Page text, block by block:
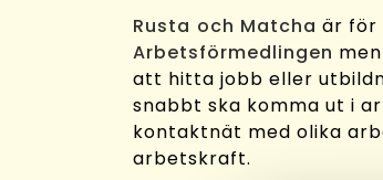
Rusta och Matcha är för
Arbetsförmedlingen
att hitta jobb eller
snabbt ska komma ut i
kontaktnät med olika
arbetskraft.